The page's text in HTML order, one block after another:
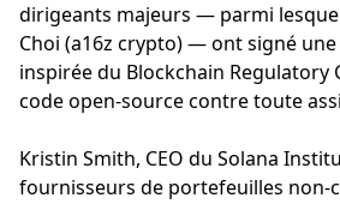
dirigeants majeurs — parmi
Choi (a16z crypto) — ont signé
inspirée du Blockchain
code open-source contre toute
Kristin Smith, CEO du Solana
fournisseurs de portefeuilles non-